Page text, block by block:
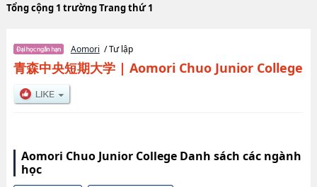
Tổng cộng 1 trường Trang thứ 1
Aomori / Tư lập
青森中央短期大学| Aomori Chuo Junior College
Aomori Chuo Junior College Danh sách các ngành
học